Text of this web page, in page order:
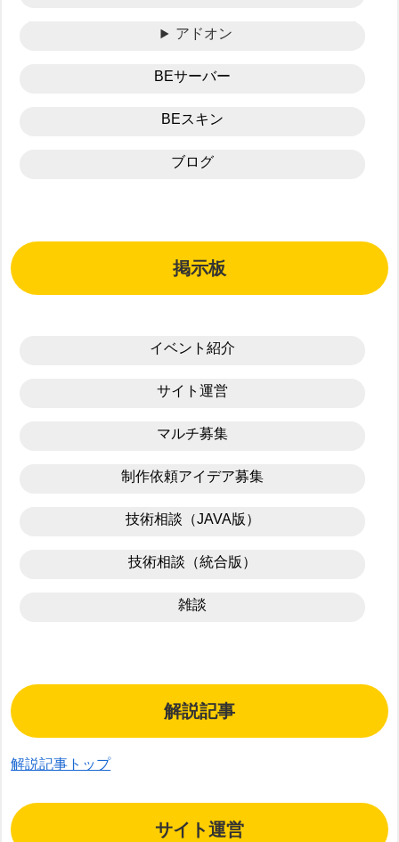
アドオン
BEサーバー
BEスキン
ブログ
掲示板
イベント紹介
サイト運営
マルチ募集
制作依頼アイデア募集
技術相談（JAVA版）
技術相談（統合版）
雑談
解説記事
解説記事トップ
サイト運営